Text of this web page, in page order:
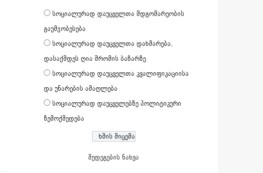
სოციალურად დაუცველთა მდგომარეობის
გაუმჯობესება
სოციალურად დაუცველთა დახმარება,
დასაქმდეს ღია შრომის ბაზარზე
სოციალურად დაუცველთა კვალიფიკაციისა
და უნარების ამაღლება
სოციალურად დაუცველებზე პოლიტიკური
ზემოქმედება
შედეგების ნახვა